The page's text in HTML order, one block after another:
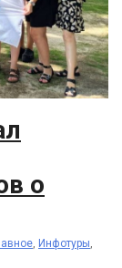
о
, Инфотуры,